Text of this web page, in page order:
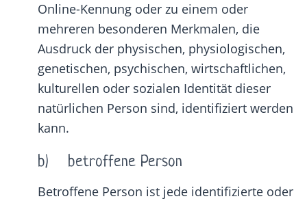
Online-Kennung oder zu einem oder
mehreren besonderen Merkmalen, die
Ausdruck der physischen, physiologischen,
genetischen, psychischen, wirtschaftlichen,
kulturellen oder sozialen Identität dieser
natürlichen Person sind, identifiziert werden
kann.
b) betroffene Person
Betroffene Person ist jede identifizierte oder